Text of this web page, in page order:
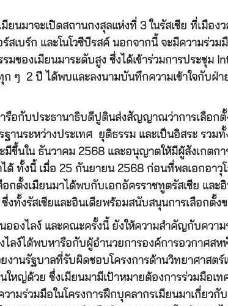
ยนมาจะเปิดสถานกงสุลแห่งที่ 3 ในรัสเซีย ที่เมือง
สเบร์ก และโนโวซีบีรสค์ นอกจากนี้ จะมีความร่ว
มของเมียนมาระดับสูง ซึ่งได้เข้าร่วมการประชุม
ๆ 2 ปี ได้พบและลงนามบันทึกความเข้าใจกับฝ่า
ารือกับประธานาธิบดีปูตินส่งสัญญาณว่าการเลือกตั้
านระหว่างประเทศ ยุติธรรม และเป็นอิสระ รวม
มีขึ้นใน ธันวาคม 2568 และอนุญาตให้มีผู้สังเกตก
ได้ ทั้งนี้ เมื่อ 25 กันยายน 2568 ก่อนที่พลเอกอาวุ
กตั้งเมียนมาได้พบกับเอกอัครราชทูตรัสเซีย และ
งทั้งรัสเซียและอินเดียพร้อมสนับสนุนการเลือกตั้ง
นอองไลง์ และคณะครั้งนี้ ยังให้ความสำคัญกับควา
ไลง์ได้พบหารือกับผู้อำนวยการองค์การอวกาศสห
านรัฐบาลที่รับผิดชอบโครงการด้านวิทยาศาสตร์
ใหญ่ด้วย ซึ่งเมียนมามีเป้าหมายต้องการร่วมมือเท
วามร่วมมือในโครงการฝึกบุคลากรเมียนมาเกี่ยวกั